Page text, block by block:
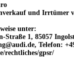
und Irrtümer
unter:
Straße 1, 85057
Telefon:
rechtliches/gpsr/